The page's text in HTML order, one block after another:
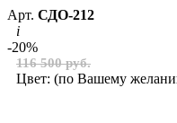
Арт. СДО-212
i
-20%
116 500 руб.
Цвет: (по Вашему